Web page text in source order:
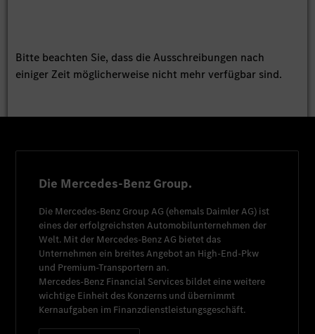
Bitte beachten Sie, dass die Ausschreibungen nach
einiger Zeit möglicherweise nicht mehr verfügbar sind.
Die Mercedes-Benz Group.
Die Mercedes-Benz Group AG (ehemals Daimler AG) ist
eines der erfolgreichsten Automobilunternehmen der
Welt. Mit der Mercedes-Benz AG bietet das
Unternehmen ein breites Angebot an High-End-Pkw
und Premium-Transportern an.
Mercedes-Benz Financial Services bildet eine weitere
wichtige Einheit des Konzerns und übernimmt
Kernaufgaben im Finanzdienstleistungsgeschäft.